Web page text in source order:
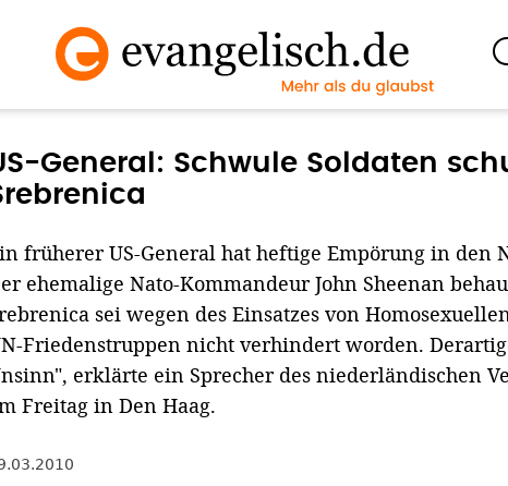
General: Schwule Soldaten
früherer US-General hat heftige Empörung in den
ehemalige Nato-Kommandeur John Sheenan
sei wegen des Einsatzes von
Friedenstruppen nicht verhindert worden.
erklärte ein Sprecher des niederländischen
Freitag in Den Haag.